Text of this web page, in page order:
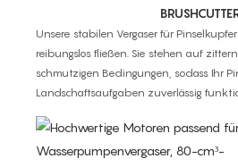
Unsere stabilen Vergaser für
reibungslos fließen. Sie stehen auf
schmutzigen Bedingungen, sodass Ihr
Landschaftsaufgaben zuverlässig